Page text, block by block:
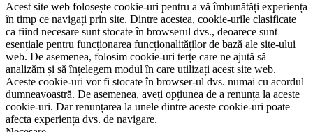
Acest site web folosește cookie-uri pentru a vă îmbunătăți experiența
în timp ce navigați prin site. Dintre acestea, cookie-urile clasificate
ca fiind necesare sunt stocate în browserul dvs., deoarece sunt
esențiale pentru funcționarea funcționalităților de bază ale site-ului
web. De asemenea, folosim cookie-uri terțe care ne ajută să
analizăm și să înțelegem modul în care utilizați acest site web.
Aceste cookie-uri vor fi stocate în browser-ul dvs. numai cu acordul
dumneavoastră. De asemenea, aveți opțiunea de a renunța la aceste
cookie-uri. Dar renunțarea la unele dintre aceste cookie-uri poate
afecta experiența dvs. de navigare.